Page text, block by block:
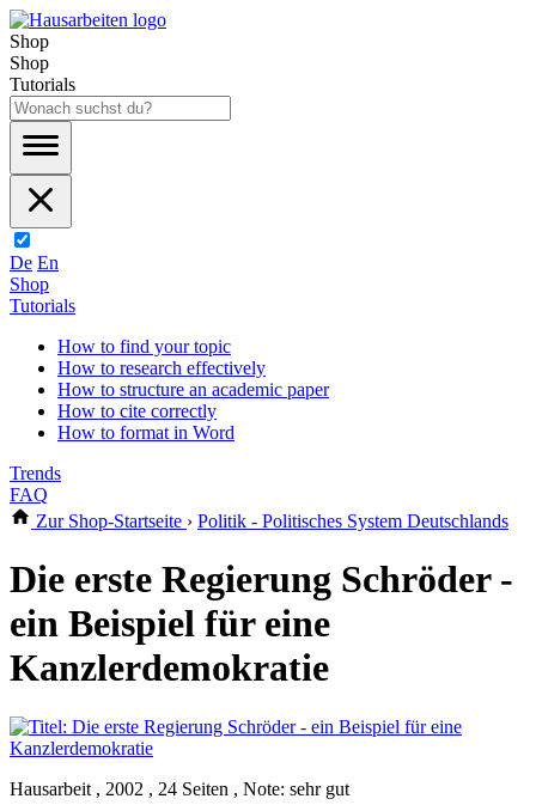
Shop
Shop
Tutorials
De En
Shop
Tutorials
How to find your topic
How to research effectively
How to structure an academic paper
How to cite correctly
How to format in Word
Trends
FAQ
Zur Shop-Startseite › Politik - Politisches System Deutschlands
Die erste Regierung Schröder -
ein Beispiel für eine
Kanzlerdemokratie
Hausarbeit , 2002 , 24 Seiten , Note: sehr gut